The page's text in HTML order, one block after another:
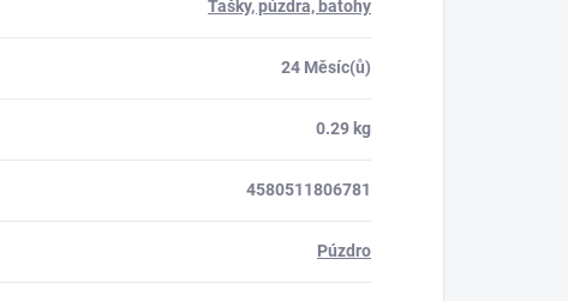
Tašky, púzdra, batohy
24 Měsíc(ů)
0.29 kg
4580511806781
Púzdro